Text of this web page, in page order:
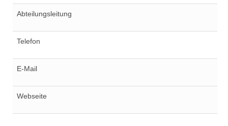
Abteilungsleitung
Telefon
E-Mail
Webseite